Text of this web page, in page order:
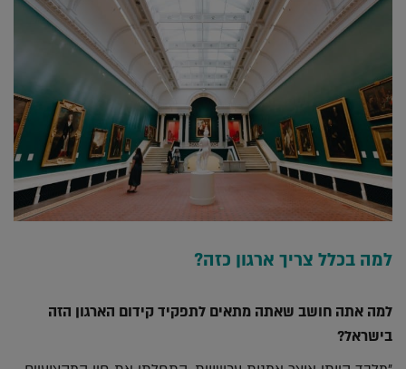
למה בכלל צריך ארגון כזה?
למה אתה חושב שאתה מתאים לתפקיד קידום הארגון הזה
בישראל?